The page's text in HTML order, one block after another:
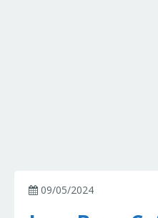
09/05/2024